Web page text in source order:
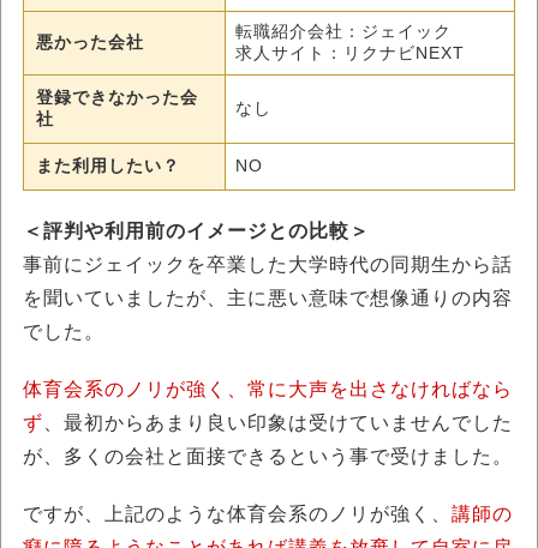
悪かった会社
転職紹介会社：ジェイック
求人サイト：リクナビNEXT
登録できなかった会
社
なし
また利用したい？ NO
＜評判や利用前のイメージとの比較＞
事前にジェイックを卒業した大学時代の同期生から話
を聞いていましたが、主に悪い意味で想像通りの内容
でした。
体育会系のノリが強く、常に大声を出さなければなら
ず 、最初からあまり良い印象は受けていませんでした
が、多くの会社と面接できるという事で受けました。
ですが、上記のような体育会系のノリが強く、 講師の